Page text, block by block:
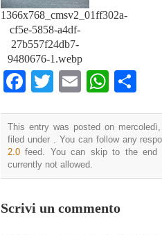
1366x768_cmsv2_01ff302a-
cf5e-5858-a4df-
27b557f24db7-
9480676-1.webp
Facebook
TwitterEmail
This entry was posted on
filed under . You can follow any
2.0 feed. You can skip to the end
currently not allowed.
Scrivi un commento